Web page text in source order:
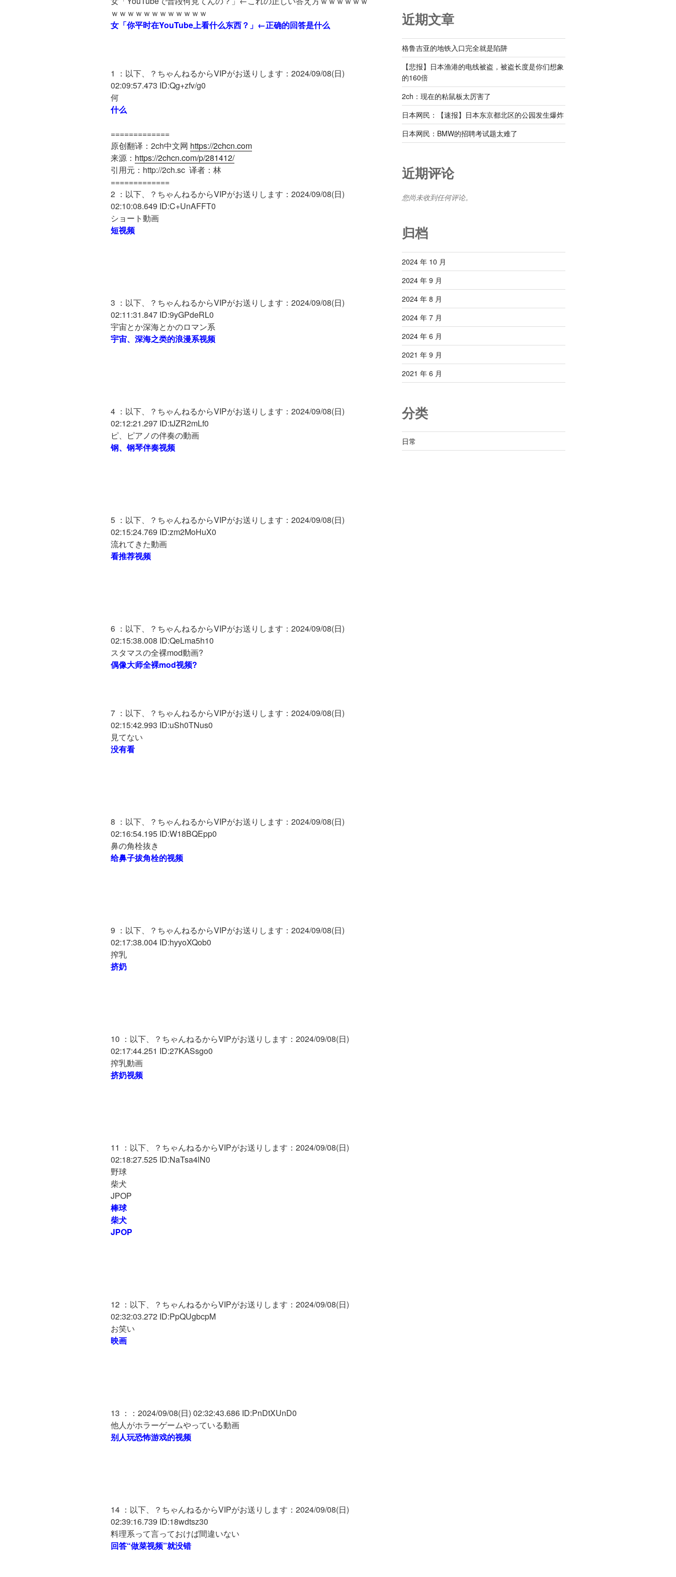
ｗｗｗｗｗｗｗｗｗｗｗｗ
女「你平时在YouTube上看什么东西？」←正确的回答是什么
1 ：以下、？ちゃんねるからVIPがお送りします：2024/09/08(日)
02:09:57.473 ID:Qg+zfv/g0
何
什么
=============
原创翻译：2ch中文网 https://2chcn.com
来源： https://2chcn.com/p/281412/
引用元：http://2ch.sc 译者：林
=============
2 ：以下、？ちゃんねるからVIPがお送りします：2024/09/08(日)
02:10:08.649 ID:C+UnAFFT0
ショート動画
短视频
3 ：以下、？ちゃんねるからVIPがお送りします：2024/09/08(日)
02:11:31.847 ID:9yGPdeRL0
宇宙とか深海とかのロマン系
宇宙、深海之类的浪漫系视频
4 ：以下、？ちゃんねるからVIPがお送りします：2024/09/08(日)
02:12:21.297 ID:tJZR2mLf0
ピ、ピアノの伴奏の動画
钢、钢琴伴奏视频
5 ：以下、？ちゃんねるからVIPがお送りします：2024/09/08(日)
02:15:24.769 ID:zm2MoHuX0
流れてきた動画
看推荐视频
6 ：以下、？ちゃんねるからVIPがお送りします：2024/09/08(日)
02:15:38.008 ID:QeLma5h10
スタマスの全裸mod動画?
偶像大师全裸mod视频?
7 ：以下、？ちゃんねるからVIPがお送りします：2024/09/08(日)
02:15:42.993 ID:uSh0TNus0
見てない
没有看
8 ：以下、？ちゃんねるからVIPがお送りします：2024/09/08(日)
02:16:54.195 ID:W18BQEpp0
鼻の角栓抜き
给鼻子拔角栓的视频
9 ：以下、？ちゃんねるからVIPがお送りします：2024/09/08(日)
02:17:38.004 ID:hyyoXQob0
搾乳
挤奶
10 ：以下、？ちゃんねるからVIPがお送りします：2024/09/08(日)
02:17:44.251 ID:27KASsgo0
搾乳動画
挤奶视频
11 ：以下、？ちゃんねるからVIPがお送りします：2024/09/08(日)
02:18:27.525 ID:NaTsa4lN0
野球
柴犬
JPOP
棒球
柴犬
JPOP
12 ：以下、？ちゃんねるからVIPがお送りします：2024/09/08(日)
02:32:03.272 ID:PpQUgbcpM
お笑い
映画
13 ：：2024/09/08(日) 02:32:43.686 ID:PnDtXUnD0
他人がホラーゲームやっている動画
别人玩恐怖游戏的视频
14 ：以下、？ちゃんねるからVIPがお送りします：2024/09/08(日)
02:39:16.739 ID:18wdtsz30
料理系って言っておけば間違いない
回答“做菜视频”就没错
近期文章
格鲁吉亚的地铁入口完全就是陷阱
【悲报】日本渔港的电线被盗，被盗长度是你们想象
的160倍
2ch：现在的粘鼠板太厉害了
日本网民：【速报】日本东京都北区的公园发生爆炸
日本网民：BMW的招聘考试题太难了
近期评论
您尚未收到任何评论。
归档
2024 年 10 月
2024 年 9 月
2024 年 8 月
2024 年 7 月
2024 年 6 月
2021 年 9 月
2021 年 6 月
分类
日常